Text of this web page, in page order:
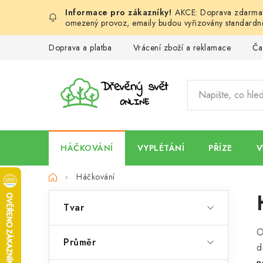
obsah
AKCE: Doprava
omezený provoz, emaily budou vyřizovány
Doprava a platba Vrácení zboží a reklamace
HÁČKOVÁNÍ VYPLÉTÁNÍ PŘÍZE
DomůHáčkování
o
Tvar
Průměr